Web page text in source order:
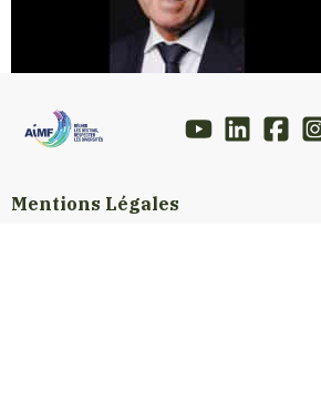
Mentions Légales